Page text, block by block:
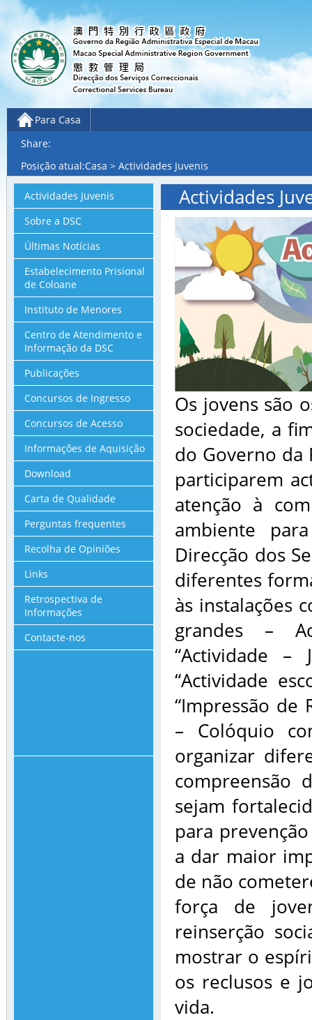
Para Casa
Share:
Posição atual:Casa > Actividades Juvenis
Actividades Juvenis
Sobre a DSC
Últimas Notícias
Estabelecimento Prisional
de Coloane
Instituto de Menores
Centro de Atendimento e
Informação da DSC
Publicações
Concursos de Ingresso
Concursos de Acesso
Informações de Aquisição
Download
Carta de Qualidade
Perguntas frequentes
Recolha de Opiniões
Links
Retrospectiva de
Informações
Contacte-nos
Actividades
Os jovens são
sociedade, a
do Governo da
participarem
atenção à
ambiente
Direcção dos
diferentes
às instalações
grandes –
“Actividade –
“Actividade
“Impressão de
– Colóquio
organizar
compreensão
sejam
para
a dar maior
de não
força de
reinserção
mostrar o
os reclusos e
vida.